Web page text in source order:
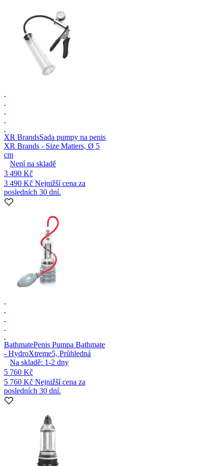
XR BrandsSada pumpy na penis
XR Brands - Size Matters, Ø 5
cm
Není na skladě
3 490 Kč
3 490 Kč Nejnižší cena za
posledních 30 dní.
BathmatePenis Pumpa Bathmate
- HydroXtreme5, Průhledná
Na skladě: 1-2 dny
5 760 Kč
5 760 Kč Nejnižší cena za
posledních 30 dní.